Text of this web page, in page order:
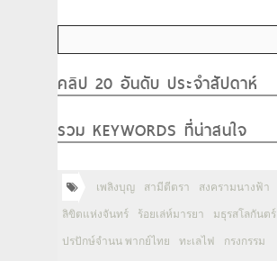
คลิป 20 อันดับ ประจำสัปดาห์
รวม KEYWORDS ที่น่าสนใจ
เพลิงบุญ สามีตีตรา สงครามนางฟ้า
ลิขิตแห่งจันทร์ ร้อยเล่ห์มารยา มธุรสโลกันตร์
ปรปักษ์จำนน พากย์ไทย ทะเลไฟ กรงกรรม